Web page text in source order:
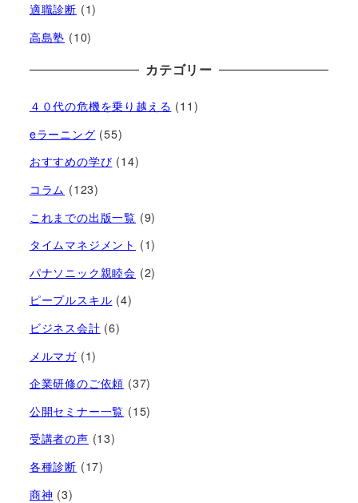
適職診断 (1)
高島塾 (10)
カテゴリー
４０代の危機を乗り越える (11)
eラーニング (55)
おすすめの学び (14)
コラム (123)
これまでの出版一覧 (9)
タイムマネジメント (1)
パナソニック親睦会 (2)
ピープルスキル (4)
ビジネス会計 (6)
メルマガ (1)
企業研修のご依頼 (37)
公開セミナー一覧 (15)
受講者の声 (13)
各種診断 (17)
商神 (3)